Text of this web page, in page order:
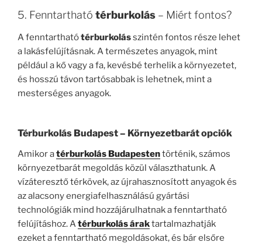
5. Fenntartható térburkolás – Miért fontos?
A fenntarthatótérburkolásszintén fontos része lehet
a lakásfelújításnak. A természetes anyagok, mint
például a kő vagy a fa, kevésbé terhelik a környezetet,
és hosszú távon tartósabbak is lehetnek, mint a
mesterséges anyagok.
Térburkolás Budapest– Környezetbarát opciók
Amikor atérburkolás Budapestentörténik, számos
környezetbarát megoldás közül választhatunk. A
vízáteresztő térkövek, az újrahasznosított anyagok és
az alacsony energiafelhasználású gyártási
technológiák mind hozzájárulhatnak a fenntartható
felújításhoz. Atérburkolás áraktartalmazhatják
ezeket a fenntartható megoldásokat, és bár elsőre